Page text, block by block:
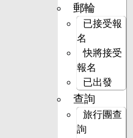
郵輪
已接受報
名
快將接受
報名
已出發
查詢
旅行團查
詢